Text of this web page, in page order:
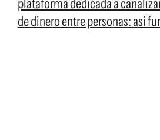
plataforma dedicada a
de dinero entre personas: así